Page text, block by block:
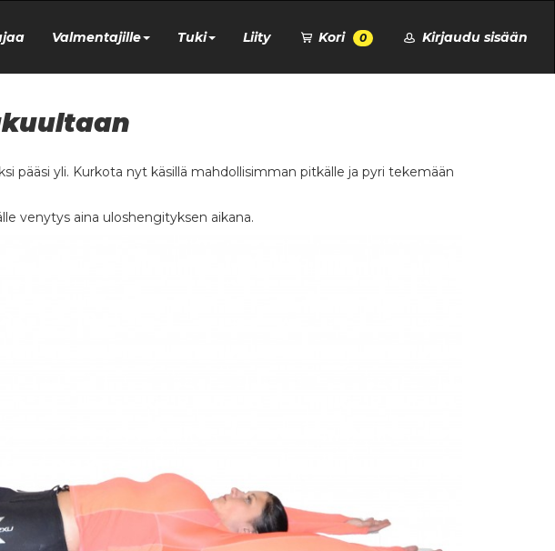
Valmentajille Tuki Liity Kori 0 Kirjaudu sisään
pääsi yli. Kurkota nyt käsillä mahdollisimman pitkälle ja pyri tekemään
venytys aina uloshengityksen aikana.